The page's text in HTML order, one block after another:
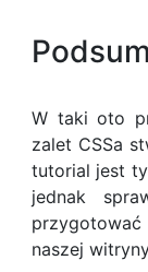
W taki oto
zalet CSSa
tutorial jest
jednak
naszej